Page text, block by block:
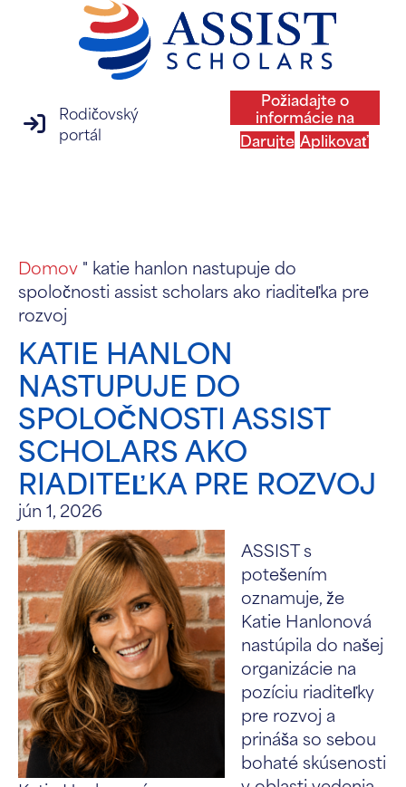
prihlásenie na rodičovský portál
Rodičovský
portál
Požiadajte o
informácie na
Darujte Aplikovať
Domov " katie hanlon nastupuje do
spoločnosti assist scholars ako riaditeľka pre
rozvoj
KATIE HANLON
NASTUPUJE DO
SPOLOČNOSTI ASSIST
SCHOLARS AKO
RIADITEĽKA PRE ROZVOJ
jún 1, 2026
ASSIST s
potešením
oznamuje, že
Katie Hanlonová
nastúpila do našej
organizácie na
pozíciu riaditeľky
pre rozvoj a
prináša so sebou
bohaté skúsenosti